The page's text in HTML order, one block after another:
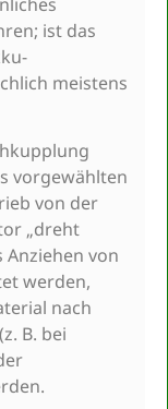
ist das
meistens
vorgewählten
von der
„dreht
Anziehen von
werden,
nach
B. bei